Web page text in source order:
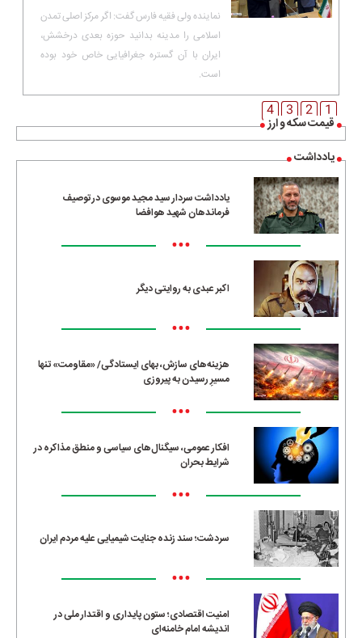
قیمت سکه و ارز
یادداشت
یادداشت سردار سید مجید موسوی در توصیف
فرماندهان شهید هوافضا
•••
اکبر عبدی به روایتی دیگر
•••
هزینه‌های سازش، بهای ایستادگی/ «مقاومت» تنها
مسیرِ رسیدن به پیروزی
•••
افکار عمومی، سیگنال‌های سیاسی و منطق مذاکره در
شرایط بحران
•••
سردشت؛ سند زنده جنایت شیمیایی علیه مردم ایران
•••
امنیت اقتصادی؛ ستون پایداری و اقتدار ملی در
اندیشه امام خامنه‌ای
نماینده ولی فقیه فارس گفت: اگر ‌مرکز اصلی تمدن
اسلامی را مدینه بدانید حوزه بعدی درخشش،
ایران با آن گستره جغرافیایی خاص خود بوده
است.
1
2
3
4